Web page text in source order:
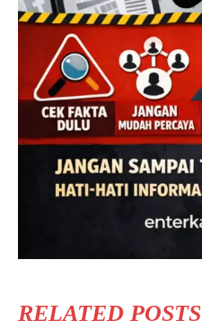
RELATED POSTS